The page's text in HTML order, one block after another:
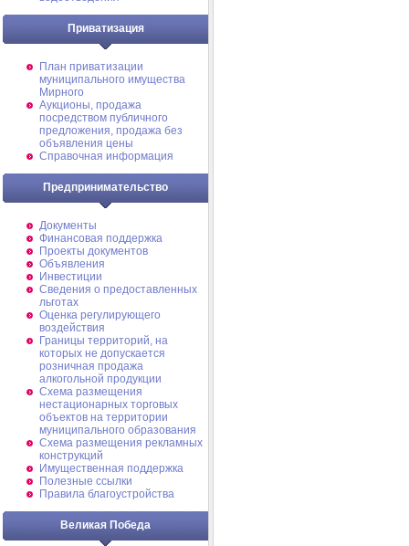
Приватизация
План приватизации
муниципального имущества
Мирного
Аукционы, продажа
посредством публичного
предложения, продажа без
объявления цены
Справочная информация
Предпринимательство
Документы
Финансовая поддержка
Проекты документов
Объявления
Инвестиции
Сведения о предоставленных
льготах
Оценка регулирующего
воздействия
Границы территорий, на
которых не допускается
розничная продажа
алкогольной продукции
Схема размещения
нестационарных торговых
объектов на территории
муниципального образования
Схема размещения рекламных
конструкций
Имущественная поддержка
Полезные ссылки
Правила благоустройства
Великая Победа